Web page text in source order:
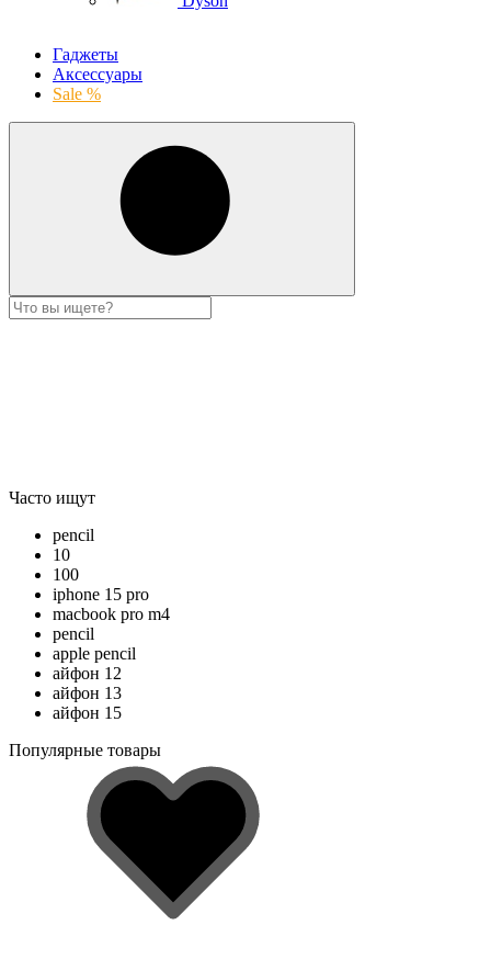
Гаджеты
Аксессуары
Sale %
Часто ищут
pencil
10
100
iphone 15 pro
macbook pro m4
pencil
apple pencil
айфон 12
айфон 13
айфон 15
Популярные товары